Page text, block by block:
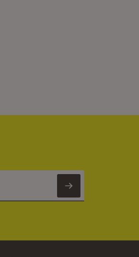
Newsletter